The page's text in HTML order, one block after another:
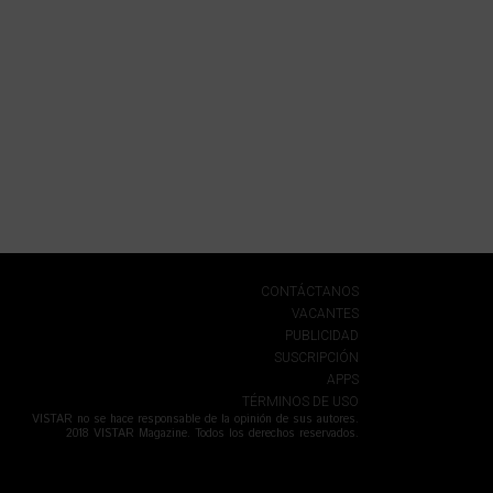
CONTÁCTANOS
VACANTES
PUBLICIDAD
SUSCRIPCIÓN
APPS
TÉRMINOS DE USO
VISTAR no se hace responsable de la opinión de sus autores.
2018 VISTAR Magazine. Todos los derechos reservados.